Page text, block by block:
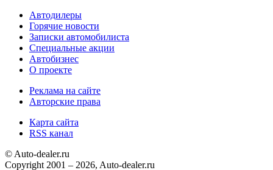
Автодилеры
Горячие новости
Записки автомобилиста
Специальные акции
Автобизнес
О проекте
Реклама на сайте
Авторские права
Карта сайта
RSS канал
© Auto-dealer.ru
Copyright 2001 – 2026, Auto-dealer.ru